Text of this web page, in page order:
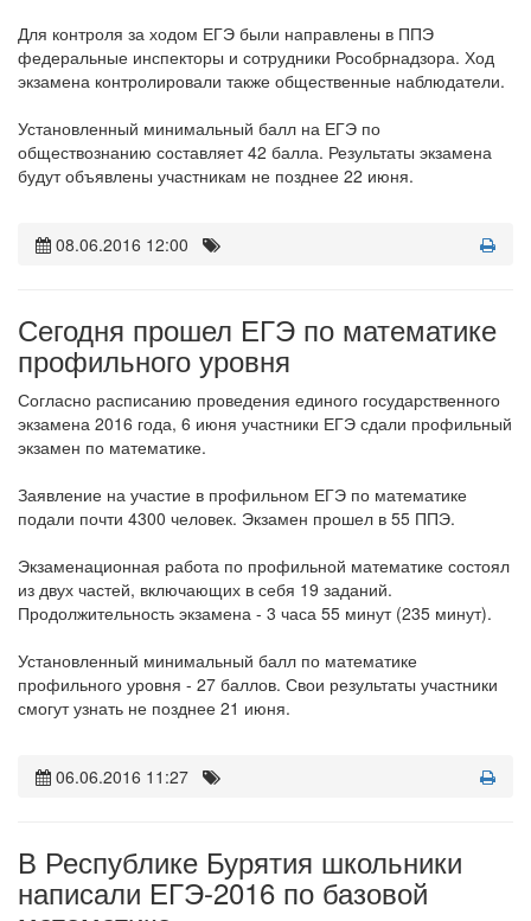
Для контроля за ходом ЕГЭ были направлены в ППЭ
федеральные инспекторы и сотрудники Рособрнадзора. Ход
экзамена контролировали также общественные наблюдатели.
Установленный минимальный балл на ЕГЭ по
обществознанию составляет 42 балла. Результаты экзамена
будут объявлены участникам не позднее 22 июня.
08.06.2016 12:00
Сегодня прошел ЕГЭ по математике
профильного уровня
Согласно расписанию проведения единого государственного
экзамена 2016 года, 6 июня участники ЕГЭ сдали профильный
экзамен по математике.
Заявление на участие в профильном ЕГЭ по математике
подали почти 4300 человек. Экзамен прошел в 55 ППЭ.
Экзаменационная работа по профильной математике состоял
из двух частей, включающих в себя 19 заданий.
Продолжительность экзамена - 3 часа 55 минут (235 минут).
Установленный минимальный балл по математике
профильного уровня - 27 баллов. Свои результаты участники
смогут узнать не позднее 21 июня.
06.06.2016 11:27
В Республике Бурятия школьники
написали ЕГЭ-2016 по базовой